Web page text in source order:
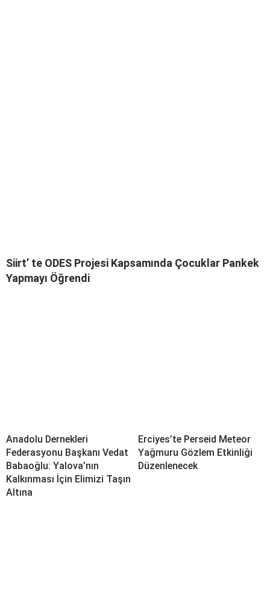
Siirt’ te ODES Projesi Kapsamında Çocuklar Pankek
Yapmayı Öğrendi
Anadolu Dernekleri
Federasyonu Başkanı Vedat
Babaoğlu: Yalova’nın
Kalkınması İçin Elimizi Taşın
Altına
Erciyes’te Perseid Meteor
Yağmuru Gözlem Etkinliği
Düzenlenecek